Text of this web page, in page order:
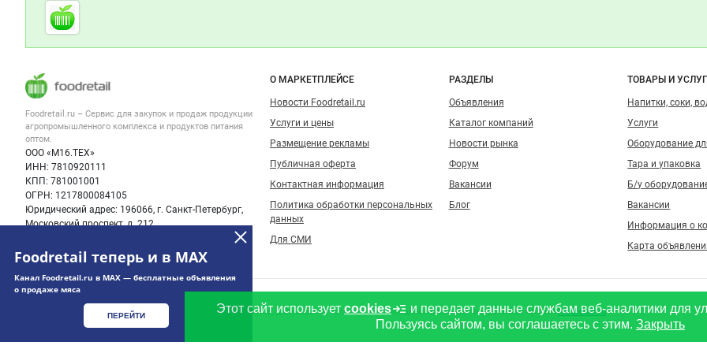
Foodretail теперь и в MAX
Канал Foodretail.ru в MAX — бесплатные объявления
о продаже мяса
ПЕРЕЙТИ
Cсылки на полезные проекты
Foodretail.ru
— продукты
Важные разделы и контакты
Foodretail.ru – Сервис для закупок и продаж продукции
агропромышленного комплекса и продуктов питания
оптом.
ООО «М16.ТЕХ»
ИНН: 7810920111
КПП: 781001001
ОГРН: 1217800084105
Юридический адрес: 196066, г. Санкт-Петербург,
Московский проспект, д. 212
Навигация по сайту
О МАРКЕТПЛЕЙСЕ
Новости Foodretail.ru
Услуги и цены
Размещение рекламы
Публичная оферта
Контактная информация
Политика обработки персональных
данных
Для СМИ
РАЗДЕЛЫ
Объявления
Каталог компаний
Новости рынка
Форум
Вакансии
Блог
ТОВАРЫ И
Напитки, соки,
Услуги
Оборудование
Тара и упаковка
Б/у
Вакансии
Информация о
Карта
Счетчики, авторское право, логотипы
© 2008‑2026 ООО “М16.Тех”.
Использование информации, размещенной на данном сайте, допускается только при размещении активной гиперссылки на сайтfoodretail.ru
Этот сайт используетcookies
и передает данные службам веб-аналитики для
Пользуясь сайтом, вы соглашаетесь с этим. Закрыть